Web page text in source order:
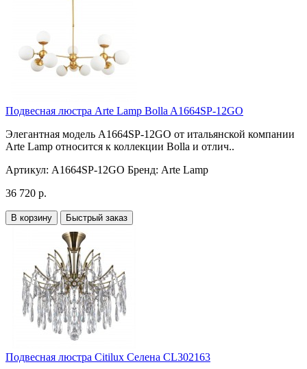
Подвесная люстра Arte Lamp Bolla A1664SP-12GO
Элегантная модель A1664SP-12GO от итальянской компании
Arte Lamp относится к коллекции Bolla и отлич..
Артикул: A1664SP-12GO Бренд: Arte Lamp
36 720 р.
В корзину Быстрый заказ
Подвесная люстра Citilux Селена CL302163